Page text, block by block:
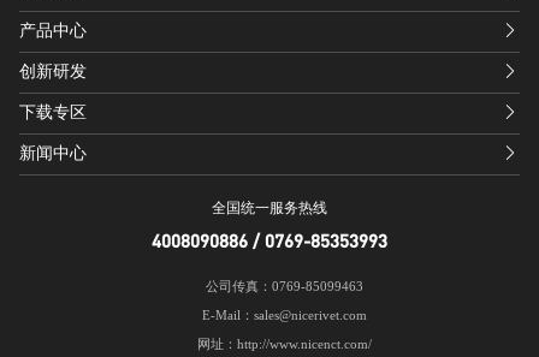
产品中心
创新研发
下载专区
新闻中心
全国统一服务热线
4008090886 / 0769-85353993
公司传真：0769-85099463
E-Mail：sales@nicerivet.com
网址：http://www.nicenct.com/